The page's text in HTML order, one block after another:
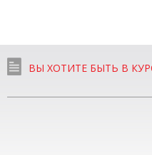
ВЫ ХОТИТЕ БЫТЬ В